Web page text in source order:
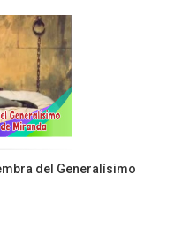
del Generalísimo